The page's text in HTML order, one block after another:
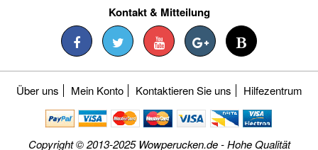
Kontakt & Mitteilung
Über uns Mein Konto Kontaktieren Sie uns Hilfezentrum
Copyright © 2013-2025 Wowperucken.de - Hohe Qualität